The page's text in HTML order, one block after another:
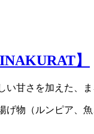
】
甘さを加えた、
物（ルンピア